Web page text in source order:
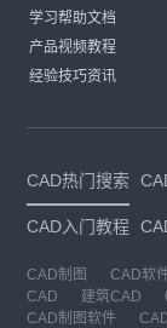
学习帮助文档
产品视频教程
经验技巧资讯
CAD热门搜索
CAD入门教程
CAD制图 CAD软
CAD
建筑CAD
CAD制图软件